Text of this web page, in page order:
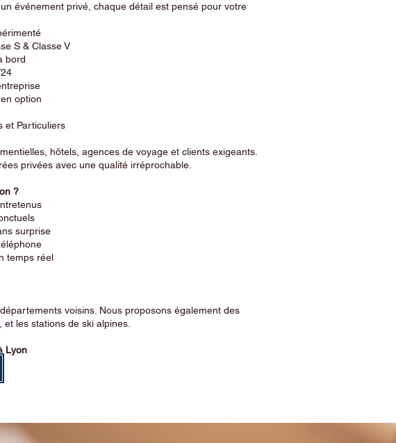
événement privé, chaque détail est pensé pour votre
S & Classe V
bord
option
et Particuliers
hôtels, agences de voyage et clients exigeants.
privées avec une qualité irréprochable.
?
surprise
temps réel
voisins. Nous proposons également des
les stations de ski alpines.
Lyon